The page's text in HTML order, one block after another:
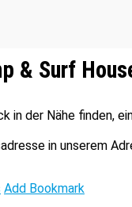
& Surf
in der Nähe finden,
in unserem
Add Bookmark